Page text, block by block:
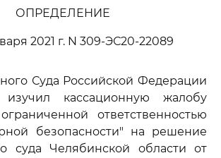
ОПРЕДЕЛЕНИЕ
2021 г. N 309-ЭС20-22089
Суда Российской Федерации
кассационную жалобу
ответственностью
безопасности" на решение
суда Челябинской области от